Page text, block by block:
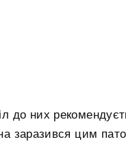
до них
заразився цим